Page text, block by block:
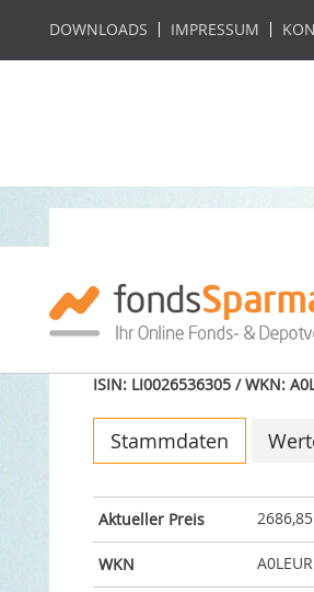
DOWNLOADS IMPRESSUM
LGT
(USD) B
ISIN: LI0026536305 / WKN:
Stammdaten
Aktueller Preis
WKN A0LEUR